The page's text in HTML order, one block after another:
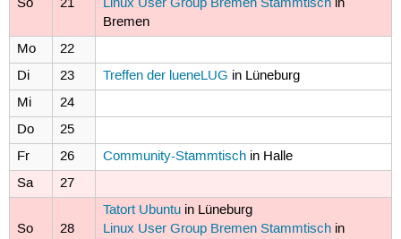
So 21
Linux User Group Bremen Stammtisch in
Bremen
Mo
22
Di
23 Treffen der lueneLUG in Lüneburg
Mi
24
Do
25
Fr
26 Community-Stammtisch in Halle
Sa
27
So 28
Tatort Ubuntu in Lüneburg
Linux User Group Bremen Stammtisch in